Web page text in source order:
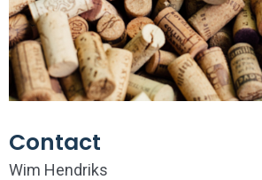
Contact
Wim Hendriks